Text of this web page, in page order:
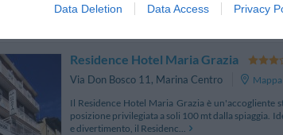
Data Deletion Data Access Privacy
Residence Hotel Maria Grazia
Via Don Bosco 11, Marina Centro
Mappa
Il Residence Hotel Maria Grazia è
posizione privilegiata a soli 100 mt dalla spiaggia.
e divertimento, il Residenc...